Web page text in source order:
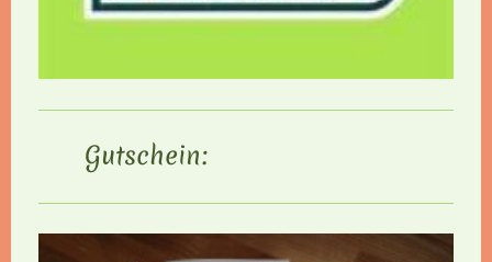
Gutschein: